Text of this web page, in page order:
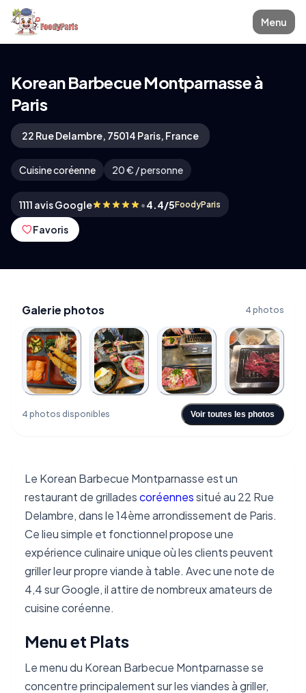
Menu
Korean Barbecue Montparnasse à
Paris
22 Rue Delambre, 75014 Paris, France
Cuisine coréenne 20 € / personne
1111 avis Google •4.4/5FoodyParis
Favoris
Galerie photos 4 photos
4 photos disponibles Voir toutes les photos
Le Korean Barbecue Montparnasse est un
restaurant de grilladescoréennessitué au 22 Rue
Delambre, dans le 14ème arrondissement de Paris.
Ce lieu simple et fonctionnel propose une
expérience culinaire unique où les clients peuvent
griller leur propre viande à table. Avec une note de
4,4 sur Google, il attire de nombreux amateurs de
cuisine coréenne.
Menu et Plats
Le menu du Korean Barbecue Montparnasse se
concentre principalement sur les viandes à griller,